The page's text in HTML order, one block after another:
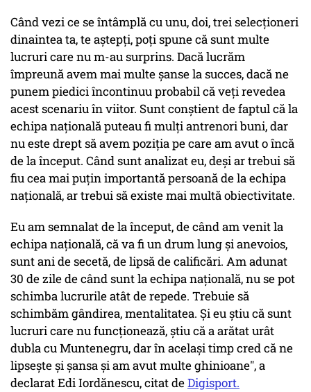
Când vezi ce se întâmplă cu unu, doi, trei selecţioneri
dinaintea ta, te aştepţi, poţi spune că sunt multe
lucruri care nu m-au surprins. Dacă lucrăm
împreună avem mai multe şanse la succes, dacă ne
punem piedici încontinuu probabil că veţi revedea
acest scenariu în viitor. Sunt conştient de faptul că la
echipa naţională puteau fi mulţi antrenori buni, dar
nu este drept să avem poziţia pe care am avut o încă
de la început. Când sunt analizat eu, deşi ar trebui să
fiu cea mai puţin importantă persoană de la echipa
naţională, ar trebui să existe mai multă obiectivitate.
Eu am semnalat de la început, de când am venit la
echipa naţională, că va fi un drum lung şi anevoios,
sunt ani de secetă, de lipsă de calificări. Am adunat
30 de zile de când sunt la echipa naţională, nu se pot
schimba lucrurile atât de repede. Trebuie să
schimbăm gândirea, mentalitatea. Şi eu ştiu că sunt
lucruri care nu funcţionează, ştiu că a arătat urât
dubla cu Muntenegru, dar în acelaşi timp cred că ne
lipseşte şi şansa şi am avut multe ghinioane", a
declarat Edi Iordănescu, citat deDigisport.